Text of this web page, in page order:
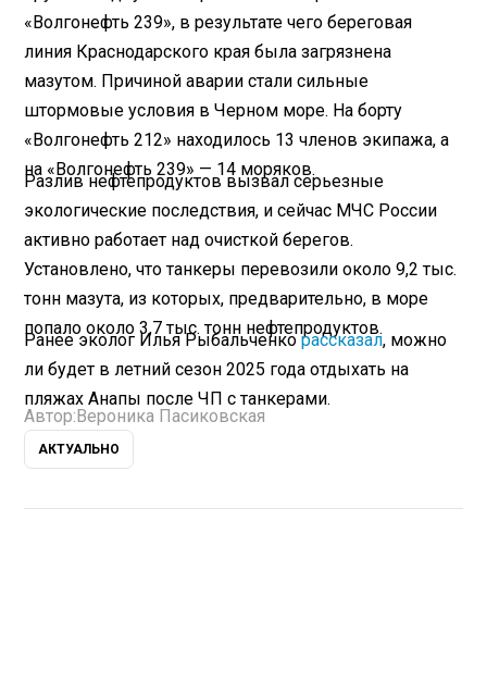
«Волгонефть 239», в результате чего береговая
линия Краснодарского края была загрязнена
мазутом. Причиной аварии стали сильные
штормовые условия в Черном море. На борту
«Волгонефть 212» находилось 13 членов экипажа, а
на «Волгонефть 239» — 14 моряков.
Разлив нефтепродуктов вызвал серьезные
экологические последствия, и сейчас МЧС России
активно работает над очисткой берегов.
Установлено, что танкеры перевозили около 9,2 тыс.
тонн мазута, из которых, предварительно, в море
попало около 3,7 тыс. тонн нефтепродуктов.
Ранее эколог Илья Рыбальченкорассказал, можно
ли будет в летний сезон 2025 года отдыхать на
пляжах Анапы после ЧП с танкерами.
Автор: Вероника Пасиковская
АКТУАЛЬНО